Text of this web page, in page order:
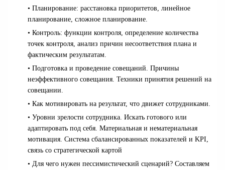
• Планирование: расстановка приоритетов, линейное
планирование, сложное планирование.
• Контроль: функции контроля, определение количества
точек контроля, анализ причин несоответствия плана и
фактическим результатам.
• Подготовка и проведение совещаний. Причины
неэффективного совещания. Техники принятия решений на
совещании.
• Как мотивировать на результат, что движет сотрудниками.
• Уровни зрелости сотрудника. Искать готового или
адаптировать под себя. Материальная и нематериальная
мотивация. Система сбалансированных показателей и KPI,
связь со стратегической картой
• Для чего нужен пессимистический сценарий? Составляем